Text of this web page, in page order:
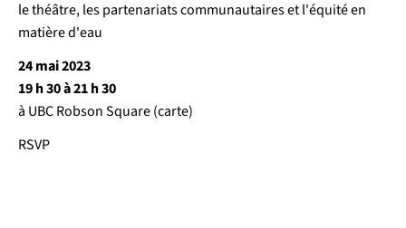
le théâtre, les partenariats communautaires et l'équité en
matière d'eau
24 mai 2023
19 h 30 à 21 h 30
à UBC Robson Square (carte)
RSVP